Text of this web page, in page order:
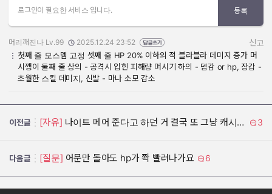
로그인이 필요한 서비스 입니다. 등록
작성자:
머리깨진나 Lv.99
작성일:
2025.12.24 23:52
신고
첫째 줄 모스뎀 고정 셋째 줄 HP 20% 이하의 적 블라블라 데미지 증가 머
시깽이 둘째 줄 상의 - 공격시 입힌 피해량 머시기 하의 - 뎀감 or hp, 장갑 -
초월한 스킬 데미지, 신발 - 마나 소모 감소
이전글 [자유] 나이트 메어 준다고 하던 거 결국 또 그냥 캐시 티켓 이였고 3
다음글 [질문] 어문만 돌아도 hp가 쫙 빨려나가요 6